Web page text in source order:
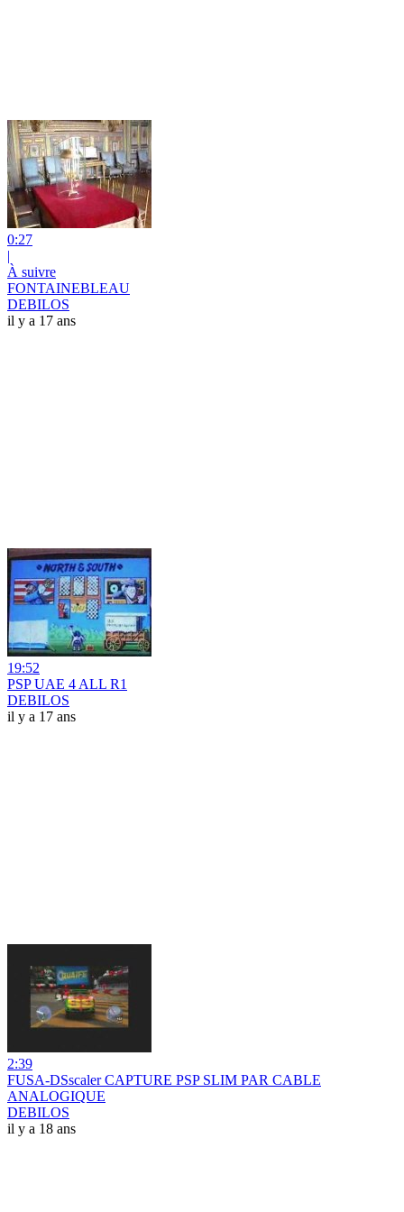
0:27
|
À suivre
FONTAINEBLEAU
DEBILOS
il y a 17 ans
19:52
PSP UAE 4 ALL R1
DEBILOS
il y a 17 ans
2:39
FUSA-DSscaler CAPTURE PSP SLIM PAR CABLE
ANALOGIQUE
DEBILOS
il y a 18 ans